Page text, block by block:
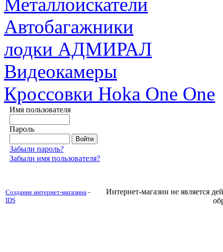
Автобагажники
лодки АДМИРАЛ
Видеокамеры
Кроссовки Hoka One One
Имя пользователя
Пароль
Забыли пароль?
Забыли имя пользователя?
Создание интернет-магазина -
IDS
Интернет-магазин не является